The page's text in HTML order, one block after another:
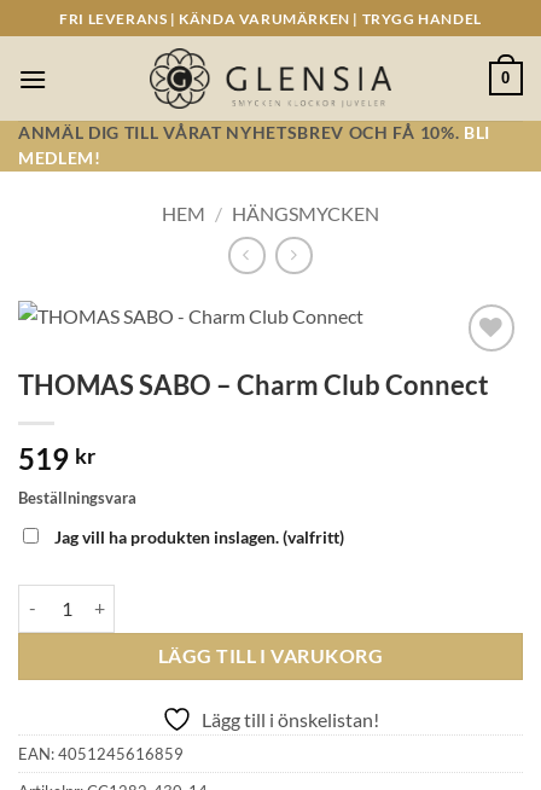
to
content
FRI LEVERANS | KÄNDA VARUMÄRKEN | TRYGG HANDEL
0
ANMÄL DIG TILL VÅRAT NYHETSBREV OCH FÅ 10%. BLI
MEDLEM!
HEM / HÄNGSMYCKEN
Lägg till i
önskelistan!
THOMAS SABO – Charm Club Connect
519 kr
Beställningsvara
Jag vill ha produkten inslagen.(valfritt)
LÄGG TILL I VARUKORG
Lägg till i önskelistan!
EAN:4051245616859